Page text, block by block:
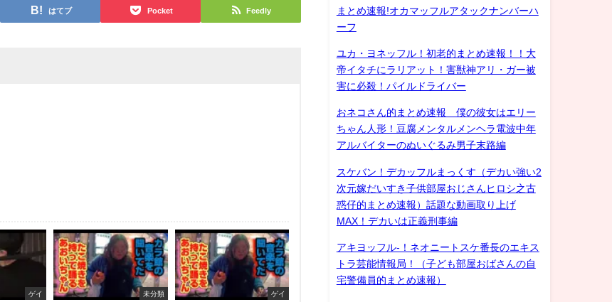
はてブ Pocket Feedly
ゲイ 未分類 ゲイ
まとめ速報!オカマッフルアタックナンバーハ
ーフ
ユカ・ヨネッフル！初老的まとめ速報！！大
帝イタチにラリアット！害獣神アリ・ガー被
害に必殺！パイルドライバー
おネコさん的まとめ速報 僕の彼女はエリー
ちゃん人形！豆腐メンタルメンヘラ電波中年
アルバイターのぬいぐるみ男子末路編
スケバン！デカッフルまっくす（デカい強い2
次元嫁だいすき子供部屋おじさんヒロシ之古
惑仔的まとめ速報）話題な動画取り上げ
MAX！デカいは正義刑事編
アキヨッフル-！ネオニートスケ番長のエキス
トラ芸能情報局！（子ども部屋おばさんの自
宅警備員的まとめ速報）